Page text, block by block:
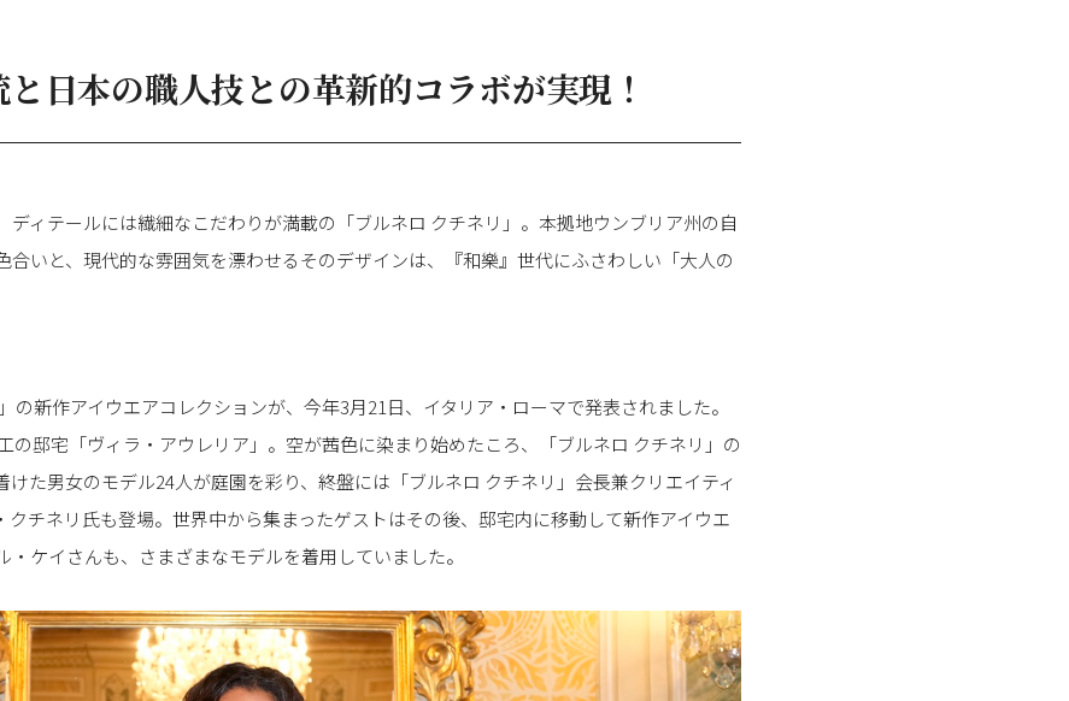
日本の職人技との革新的コラボが実現！
ディテールには繊細なこだわりが満載の「ブルネロ クチネリ」。本拠地ウンブリア州の自
合いと、現代的な雰囲気を漂わせるそのデザインは、『和樂』世代にふさわしい「大人の
の新作アイウエアコレクションが、今年3月21日、イタリア・ローマで発表されました。
の邸宅「ヴィラ・アウレリア」。空が茜色に染まり始めたころ、「ブルネロ クチネリ」の
けた男女のモデル24人が庭園を彩り、終盤には「ブルネロ クチネリ」会長兼クリエイティ
クチネリ氏も登場。世界中から集まったゲストはその後、邸宅内に移動して新作アイウエ
・ケイさんも、さまざまなモデルを着用していました。